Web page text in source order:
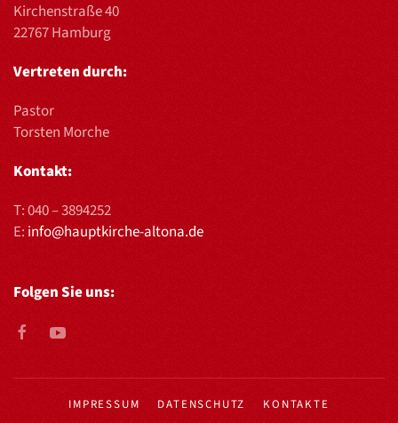
Kirchenstraße 40
22767 Hamburg
Vertreten durch:
Pastor
Torsten Morche
Kontakt:
T:040 – 3894252
E: info@hauptkirche-altona.de
Folgen Sie uns:
IMPRESSUM DATENSCHUTZ KONTAKTE